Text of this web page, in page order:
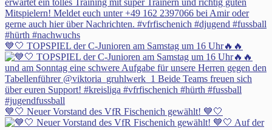
💙🤍 TOPSPIEL der C-Junioren am Samstag um 16 Uhr🔥🔥
💙🤍 Neuer Vorstand des VfR Fischenich gewählt! 💙🤍